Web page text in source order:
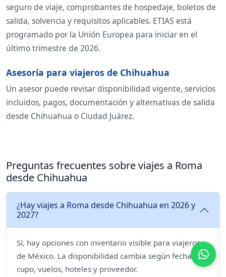
seguro de viaje, comprobantes de hospedaje, boletos de
salida, solvencia y requisitos aplicables. ETIAS está
programado por la Unión Europea para iniciar en el
último trimestre de 2026.
Asesoría para viajeros de Chihuahua
Un asesor puede revisar disponibilidad vigente, servicios
incluidos, pagos, documentación y alternativas de salida
desde Chihuahua o Ciudad Juárez.
Preguntas frecuentes sobre viajes a Roma
desde Chihuahua
¿Hay viajes a Roma desde Chihuahua en 2026 y
2027?
Sí, hay opciones con inventario visible para viajeros
de México. La disponibilidad cambia según fecha,
cupo, vuelos, hoteles y proveedor.